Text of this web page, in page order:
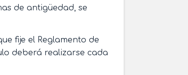
de antigüedad, se
fije el Reglamento de
deberá realizarse cada